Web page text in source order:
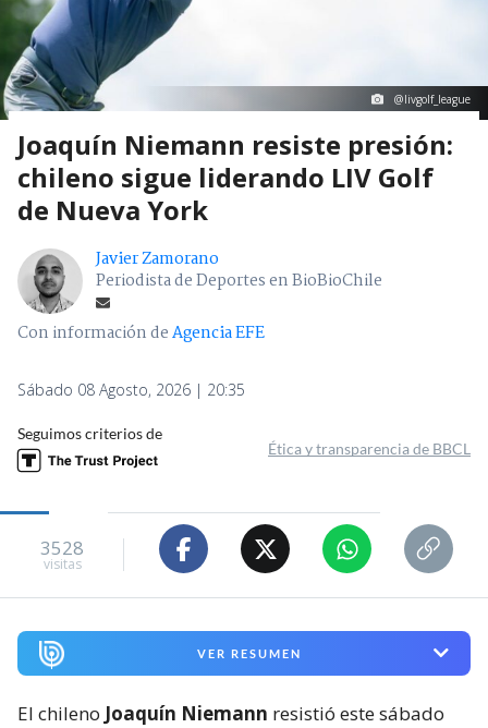
@livgolf_league
Joaquín Niemann resiste presión:
chileno sigue liderando LIV Golf
de Nueva York
Javier Zamorano
Periodista de Deportes en BioBioChile
Con información deAgencia EFE
Sábado 08 Agosto, 2026 | 20:35
Seguimos criterios de
Ética y transparencia de BBCL
3528
visitas
VER RESUMEN
El chileno Joaquín Niemann resistió este sábado